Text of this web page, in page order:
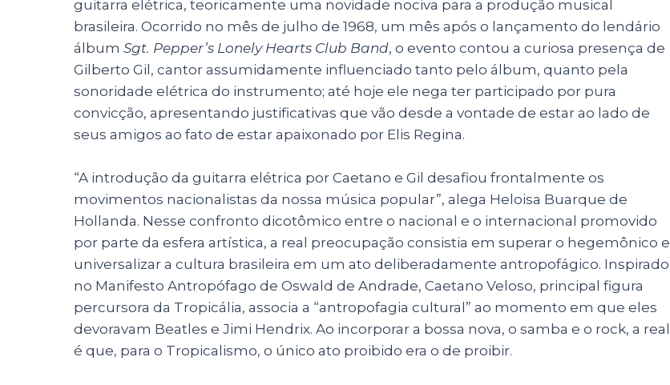
guitarra elétrica, teoricamente uma novidade nociva para a produção musical
brasileira. Ocorrido no mês de julho de 1968, um mês após o lançamento do lendário
álbum Sgt. Pepper’s Lonely Hearts Club Band, o evento contou a curiosa presença de
Gilberto Gil, cantor assumidamente influenciado tanto pelo álbum, quanto pela
sonoridade elétrica do instrumento; até hoje ele nega ter participado por pura
convicção, apresentando justificativas que vão desde a vontade de estar ao lado de
seus amigos ao fato de estar apaixonado por Elis Regina.
“A introdução da guitarra elétrica por Caetano e Gil desafiou frontalmente os
movimentos nacionalistas da nossa música popular”, alega Heloisa Buarque de
Hollanda. Nesse confronto dicotômico entre o nacional e o internacional promovido
por parte da esfera artística, a real preocupação consistia em superar o hegemônico e
universalizar a cultura brasileira em um ato deliberadamente antropofágico. Inspirado
no Manifesto Antropófago de Oswald de Andrade, Caetano Veloso, principal figura
percursora da Tropicália, associa a “antropofagia cultural” ao momento em que eles
devoravam Beatles e Jimi Hendrix. Ao incorporar a bossa nova, o samba e o rock, a real
é que, para o Tropicalismo, o único ato proibido era o de proibir.